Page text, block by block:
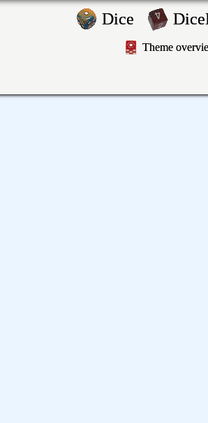
Dice
Theme